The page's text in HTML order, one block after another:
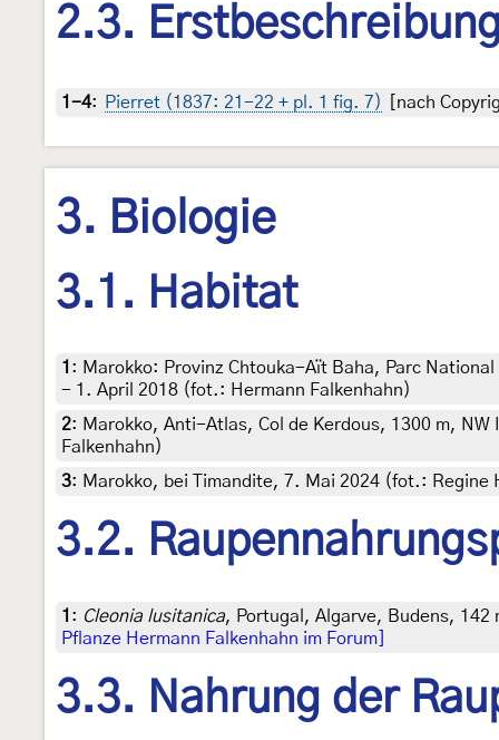
2.3.
1-4: Pierret (1837: 21-22 + pl. 1 fig. 7) [nach
3. Biologie
3.1. Habitat
1 : Marokko: Provinz Chtouka-Aït Baha, Parc
- 1. April 2018 (fot.: Hermann Falkenhahn)
2: Marokko, Anti-Atlas, Col de Kerdous, 1300 m,
Falkenhahn)
3: Marokko, bei Timandite, 7. Mai 2024 (fot.: Regine
3.2.
1 : Cleonia lusitanica, Portugal, Algarve, Budens,
Pflanze Hermann Falkenhahn im Forum]
3.3. Nahrung der